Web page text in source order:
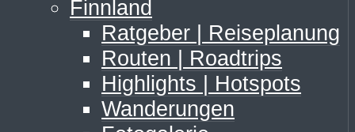
Finnland
Ratgeber | Reiseplanung
Routen | Roadtrips
Highlights | Hotspots
Wanderungen